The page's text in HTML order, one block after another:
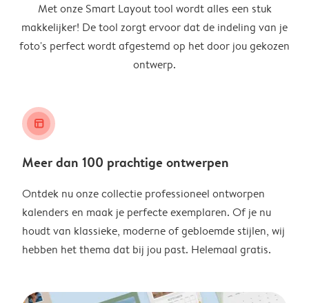
Met onze Smart Layout tool wordt alles een stuk
makkelijker! De tool zorgt ervoor dat de indeling van je
foto's perfect wordt afgestemd op het door jou gekozen
ontwerp.
layout_alt
Meer dan 100 prachtige ontwerpen
Ontdek nu onze collectie professioneel ontworpen
kalenders en maak je perfecte exemplaren. Of je nu
houdt van klassieke, moderne of gebloemde stijlen, wij
hebben het thema dat bij jou past. Helemaal gratis.